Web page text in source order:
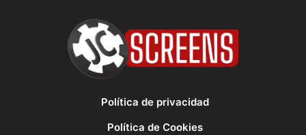
Política de privacidad
Política de Cookies